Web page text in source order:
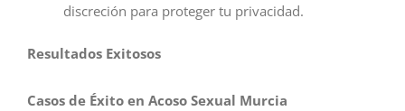
discreción para proteger tu privacidad.
Resultados Exitosos
Casos de Éxito en Acoso Sexual Murcia